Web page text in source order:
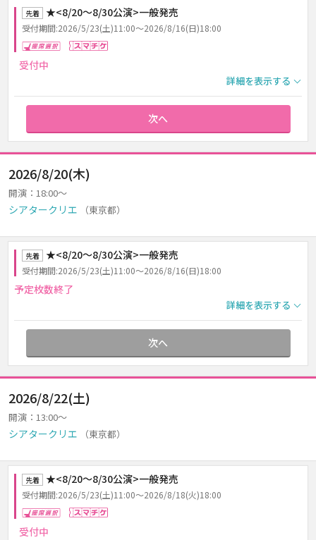
先着 ★<8/20～8/30公演>一般発売
受付期間:2026/5/23(土)11:00～2026/8/16(日)18:00
座席選択
受付中
詳細を表示する
次へ
2026/8/20(木)
開演：18:00～
シアタークリエ （東京都）
先着 ★<8/20～8/30公演>一般発売
受付期間:2026/5/23(土)11:00～2026/8/16(日)18:00
予定枚数終了
詳細を表示する
次へ
2026/8/22(土)
開演：13:00～
シアタークリエ （東京都）
先着 ★<8/20～8/30公演>一般発売
受付期間:2026/5/23(土)11:00～2026/8/18(火)18:00
座席選択
受付中